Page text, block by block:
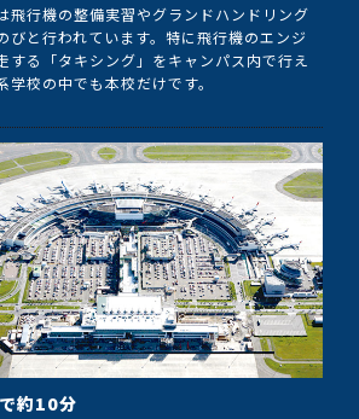
飛行機の整備実習やグランドハンドリング
びと行われています。特に飛行機のエンジ
する「タキシング」をキャンパス内で行え
学校の中でも本校だけです。
約10分